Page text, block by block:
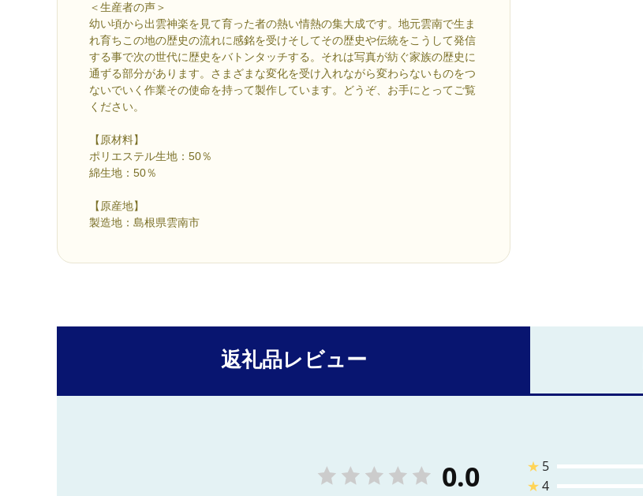
＜生産者の声＞
幼い頃から出雲神楽を見て育った者の熱い情熱の集大成です。地元雲南で生ま
れ育ちこの地の歴史の流れに感銘を受けそしてその歴史や伝統をこうして発信
する事で次の世代に歴史をバトンタッチする。それは写真が紡ぐ家族の歴史に
通ずる部分があります。さまざまな変化を受け入れながら変わらないものをつ
ないでいく作業その使命を持って製作しています。どうぞ、お手にとってご覧
ください。
【原材料】
ポリエステル生地：50％
綿生地：50％
【原産地】
製造地：島根県雲南市
返礼品レビュー
0.0 ★ 5
★4